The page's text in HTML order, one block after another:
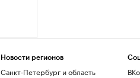
Новости регионов
Санкт-Петербург и область